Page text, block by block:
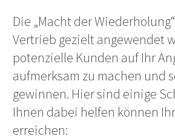
Die „Macht der
Vertrieb gezielt angewendet
potenzielle Kunden auf Ihr
aufmerksam zu machen und
gewinnen. Hier sind einige
Ihnen dabei helfen können
erreichen: